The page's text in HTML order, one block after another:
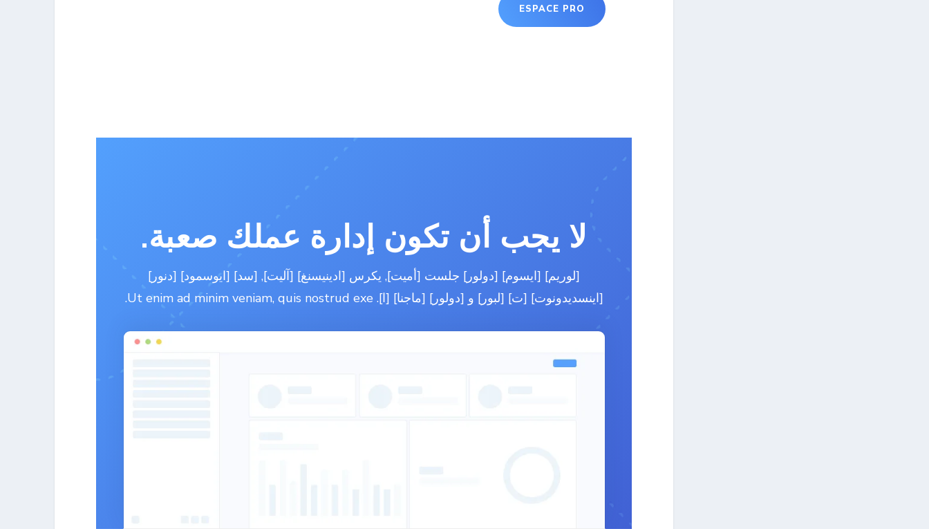
ESPACE PRO
لا يجب أن تكون إدارة عملك صعبة.
[لوريم] [ايسوم] [دولور] جلست [أميت], يكرس [ادينيسنغ] [آليت], [سد] [ايوسمود] [دنور]
[اينسديدونوت] [ت] [لبور] و [دولور] [ماجنا] [ا]. Ut enim ad minim veniam, quis nostrud exe.